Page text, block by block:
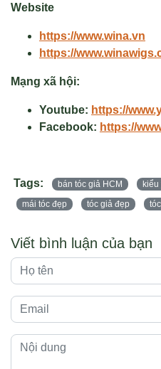
Website
https://www.wina.vn
https://
Mạng xã hội:
Youtube: https://
Facebook: https://
Tags: bán tóc giả HCM kiểu
mái tóc đẹp
tóc giả đẹp
Viết bình luận của bạn